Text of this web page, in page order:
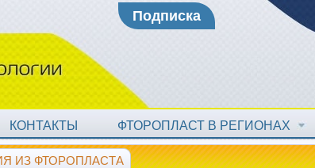
Подписка
КОНТАКТЫ ФТОРОПЛАСТ В РЕГИОНАХ
ИЗ ФТОРОПЛАСТА